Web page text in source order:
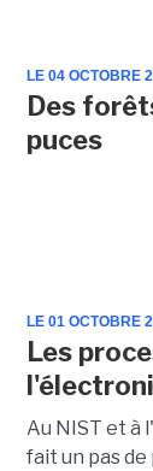
LE 04 OCTOBRE
Des
puces
LE 01 OCTOBRE
Les
Au NIST et à
fait un pas